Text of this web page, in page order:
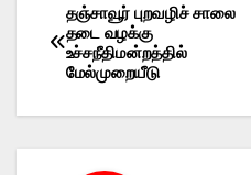
Post
navigation
தஞ்சாவூர் புறவழிச் சாலை
தடை வழக்கு
உச்சநீதிமன்றத்தில்
மேல்முறையீடு